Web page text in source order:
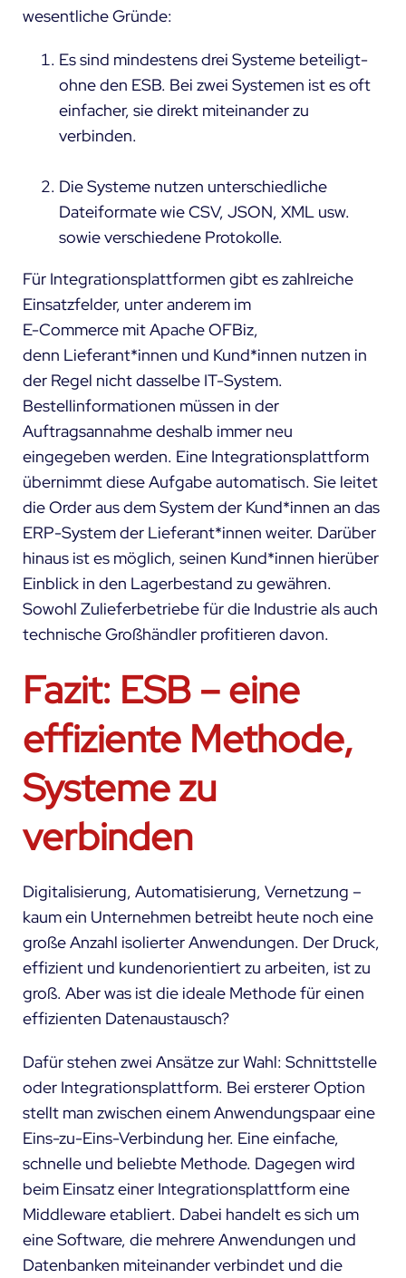
wesentliche Gründe:
Es sind mindestens drei Systeme beteiligt-
ohne den ESB. Bei zwei Systemen ist es oft
einfacher, sie direkt miteinander zu
verbinden.
Die Systeme nutzen unterschiedliche
Dateiformate wie CSV, JSON, XML usw.
sowie verschiedene Protokolle.
Für Integrationsplattformen gibt es zahlreiche
Einsatzfelder, unter anderem im
E-Commerce mitApache OFBiz,
denn Lieferant*innen und Kund*innen nutzen in
der Regel nicht dasselbe IT-System.
Bestellinformationen müssen in der
Auftragsannahme deshalb immer neu
eingegeben werden. Eine Integrationsplattform
übernimmt diese Aufgabe automatisch. Sie leitet
die Order aus dem System der Kund*innen an das
ERP-System der Lieferant*innen weiter. Darüber
hinaus ist es möglich, seinen Kund*innen hierüber
Einblick in den Lagerbestand zu gewähren.
Sowohl Zulieferbetriebe für die Industrie als auch
technische Großhändler profitieren davon.
Fazit: ESB – eine
effiziente Methode,
Systeme zu
verbinden
Digitalisierung, Automatisierung, Vernetzung –
kaum ein Unternehmen betreibt heute noch eine
große Anzahl isolierter Anwendungen. Der Druck,
effizient und kundenorientiert zu arbeiten, ist zu
groß. Aber was ist die ideale Methode für einen
effizienten Datenaustausch?
Dafür stehen zwei Ansätze zur Wahl: Schnittstelle
oder Integrationsplattform. Bei ersterer Option
stellt man zwischen einem Anwendungspaar eine
Eins-zu-Eins-Verbindung her. Eine einfache,
schnelle und beliebte Methode. Dagegen wird
beim Einsatz einer Integrationsplattform eine
Middleware etabliert. Dabei handelt es sich um
eine Software, die mehrere Anwendungen und
Datenbanken miteinander verbindet und die